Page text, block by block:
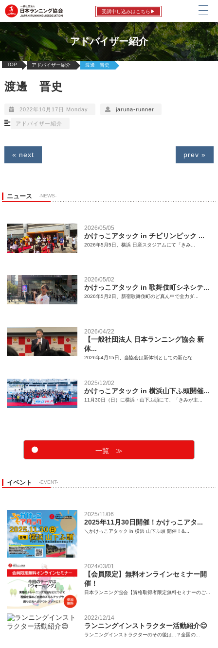
受講申し込みはこちら▶
アドバイザー紹介
TOP アドバイザー紹介 渡邊 晋史
渡邊 晋史
2022年10月17日 Monday jaruna-runner
アドバイザー紹介
« next prev »
ニュース -NEWS-
2026/05/05
かけっこアタック in チビリンピック ...
2026年5月5日、横浜 日産スタジアムにて「きみ...
2026/05/02
かけっこアタック in 歌舞伎町シネシテ...
2026年5月2日、新宿歌舞伎町のど真ん中で全力ダ...
2026/04/22
【一般社団法人 日本ランニング協会 新
体...
2026年4月15日、当協会は新体制としての新たな...
2025/12/02
かけっこアタック in 横浜山下ふ頭開催...
11月30日（日）に横浜・山下ふ頭にて、「きみが主...
一覧 ≫
イベント -EVENT-
2025/11/06
2025年11月30日開催！かけっこアタ...
＼かけっこアタック in 横浜 山下ふ頭 開催！&...
2024/03/01
【会員限定】無料オンラインセミナー開
催！
日本ランニング協会【資格取得者限定無料セミナーのご...
2022/12/14
ランニングインストラクター活動紹介😊
ランニングインストラクターのその後は...？全国の...